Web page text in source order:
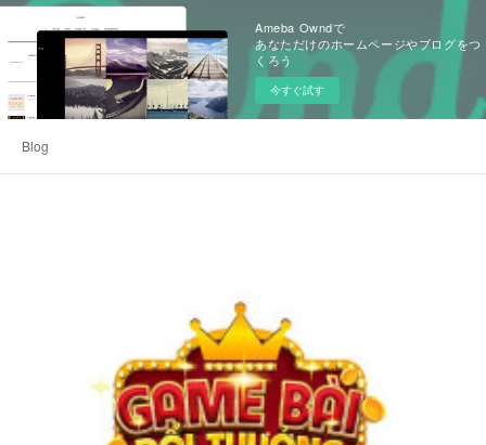
Ameba Owndで
あなただけのホームページやブログをつ
くろう
今すぐ試す
Blog